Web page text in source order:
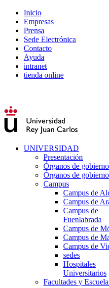
Inicio
Empresas
Prensa
Sede Electrónica
Contacto
Ayuda
intranet
tienda online
UNIVERSIDAD
Presentación
Órganos de
Órganos de
Campus
Campus de
Campus de
Campus de
Fuenlabrada
Campus de
Campus de
Campus de
sedes
Hospitales
Universitarios
Facultades y